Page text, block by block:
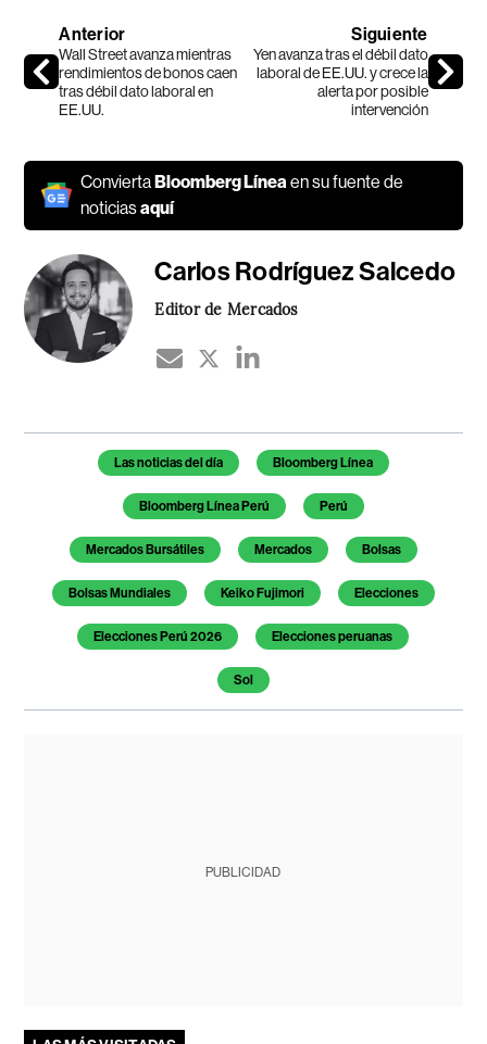
Anterior
Wall Street avanza mientras
rendimientos de bonos caen
tras débil dato laboral en
EE.UU.
Siguiente
Yen avanza tras el débil dato
laboral de EE.UU. y crece la
alerta por posible
intervención
ConviertaBloomberg Línea en su fuente de
noticiasaquí
Carlos Rodríguez Salcedo
Editor de Mercados
Temas de este artículo
Las noticias del día Bloomberg Línea
Bloomberg Línea Perú Perú
Mercados Bursátiles Mercados Bolsas
Bolsas Mundiales Keiko Fujimori Elecciones
Elecciones Perú 2026 Elecciones peruanas
Sol
PUBLICIDAD